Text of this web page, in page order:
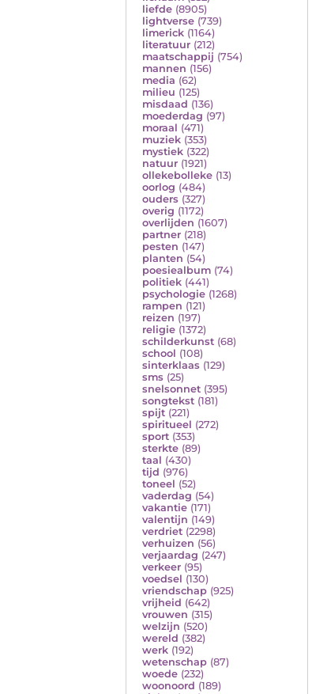
liefde (8905)
lightverse (739)
limerick (1164)
literatuur (212)
maatschappij (754)
mannen (156)
media (62)
milieu (125)
misdaad (136)
moederdag (97)
moraal (471)
muziek (353)
mystiek (322)
natuur (1921)
ollekebolleke (13)
oorlog (484)
ouders (327)
overig (1172)
overlijden (1607)
partner (218)
pesten (147)
planten (54)
poesiealbum (74)
politiek (441)
psychologie (1268)
rampen (121)
reizen (197)
religie (1372)
schilderkunst (68)
school (108)
sinterklaas (129)
sms (25)
snelsonnet (395)
songtekst (181)
spijt (221)
spiritueel (272)
sport (353)
sterkte (89)
taal (430)
tijd (976)
toneel (52)
vaderdag (54)
vakantie (171)
valentijn (149)
verdriet (2298)
verhuizen (56)
verjaardag (247)
verkeer (95)
voedsel (130)
vriendschap (925)
vrijheid (642)
vrouwen (315)
welzijn (520)
wereld (382)
werk (192)
wetenschap (87)
woede (232)
woonoord (189)